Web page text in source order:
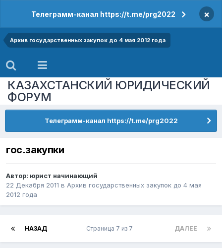
Телеграмм-канал https://t.me/prg2022 ×
Архив государственных закупок до 4 мая 2012 года
КАЗАХСТАНСКИЙ ЮРИДИЧЕСКИЙ
ФОРУМ
Телеграмм-канал https://t.me/prg2022
гос.закупки
Автор: юрист начинающий
22 Декабря 2011 в Архив государственных закупок до 4 мая
2012 года
НАЗАД ДАЛЕЕ
Страница 7 из 7